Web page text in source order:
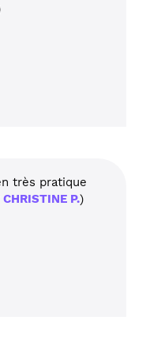
très pratique
CHRISTINE P.)